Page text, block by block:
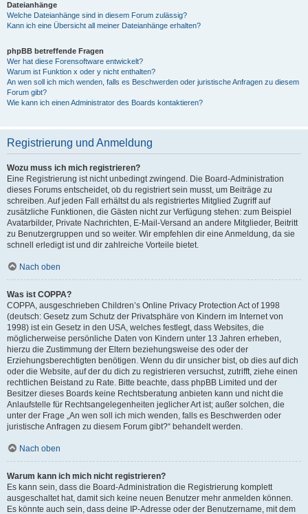
Dateianhänge
Welche Dateianhänge sind in diesem Forum zulässig?
Kann ich eine Übersicht all meiner Dateianhänge erhalten?
phpBB betreffende Fragen
Wer hat diese Forensoftware entwickelt?
Warum ist Funktion x oder y nicht enthalten?
An wen soll ich mich wenden, falls es Beschwerden oder juristische Anfragen zu diesem
Forum gibt?
Wie kann ich einen Administrator des Boards kontaktieren?
Registrierung und Anmeldung
Wozu muss ich mich registrieren?
Eine Registrierung ist nicht unbedingt zwingend. Die Board-Administration
dieses Forums entscheidet, ob du registriert sein musst, um Beiträge zu
schreiben. Auf jeden Fall erhältst du als registriertes Mitglied Zugriff auf
zusätzliche Funktionen, die Gästen nicht zur Verfügung stehen: zum Beispiel
Avatarbilder, Private Nachrichten, E-Mail-Versand an andere Mitglieder, Beitritt
zu Benutzergruppen und so weiter. Wir empfehlen dir eine Anmeldung, da sie
schnell erledigt ist und dir zahlreiche Vorteile bietet.
Nach oben
Was ist COPPA?
COPPA, ausgeschrieben Children’s Online Privacy Protection Act of 1998
(deutsch: Gesetz zum Schutz der Privatsphäre von Kindern im Internet von
1998) ist ein Gesetz in den USA, welches festlegt, dass Websites, die
möglicherweise persönliche Daten von Kindern unter 13 Jahren erheben,
hierzu die Zustimmung der Eltern beziehungsweise des oder der
Erziehungsberechtigten benötigen. Wenn du dir unsicher bist, ob dies auf dich
oder die Website, auf der du dich zu registrieren versuchst, zutrifft, ziehe einen
rechtlichen Beistand zu Rate. Bitte beachte, dass phpBB Limited und der
Besitzer dieses Boards keine Rechtsberatung anbieten kann und nicht die
Anlaufstelle für Rechtsangelegenheiten jeglicher Art ist; außer solchen, die
unter der Frage „An wen soll ich mich wenden, falls es Beschwerden oder
juristische Anfragen zu diesem Forum gibt?“ behandelt werden.
Nach oben
Warum kann ich mich nicht registrieren?
Es kann sein, dass die Board-Administration die Registrierung komplett
ausgeschaltet hat, damit sich keine neuen Benutzer mehr anmelden können.
Es könnte auch sein, dass deine IP-Adresse oder der Benutzername, mit dem